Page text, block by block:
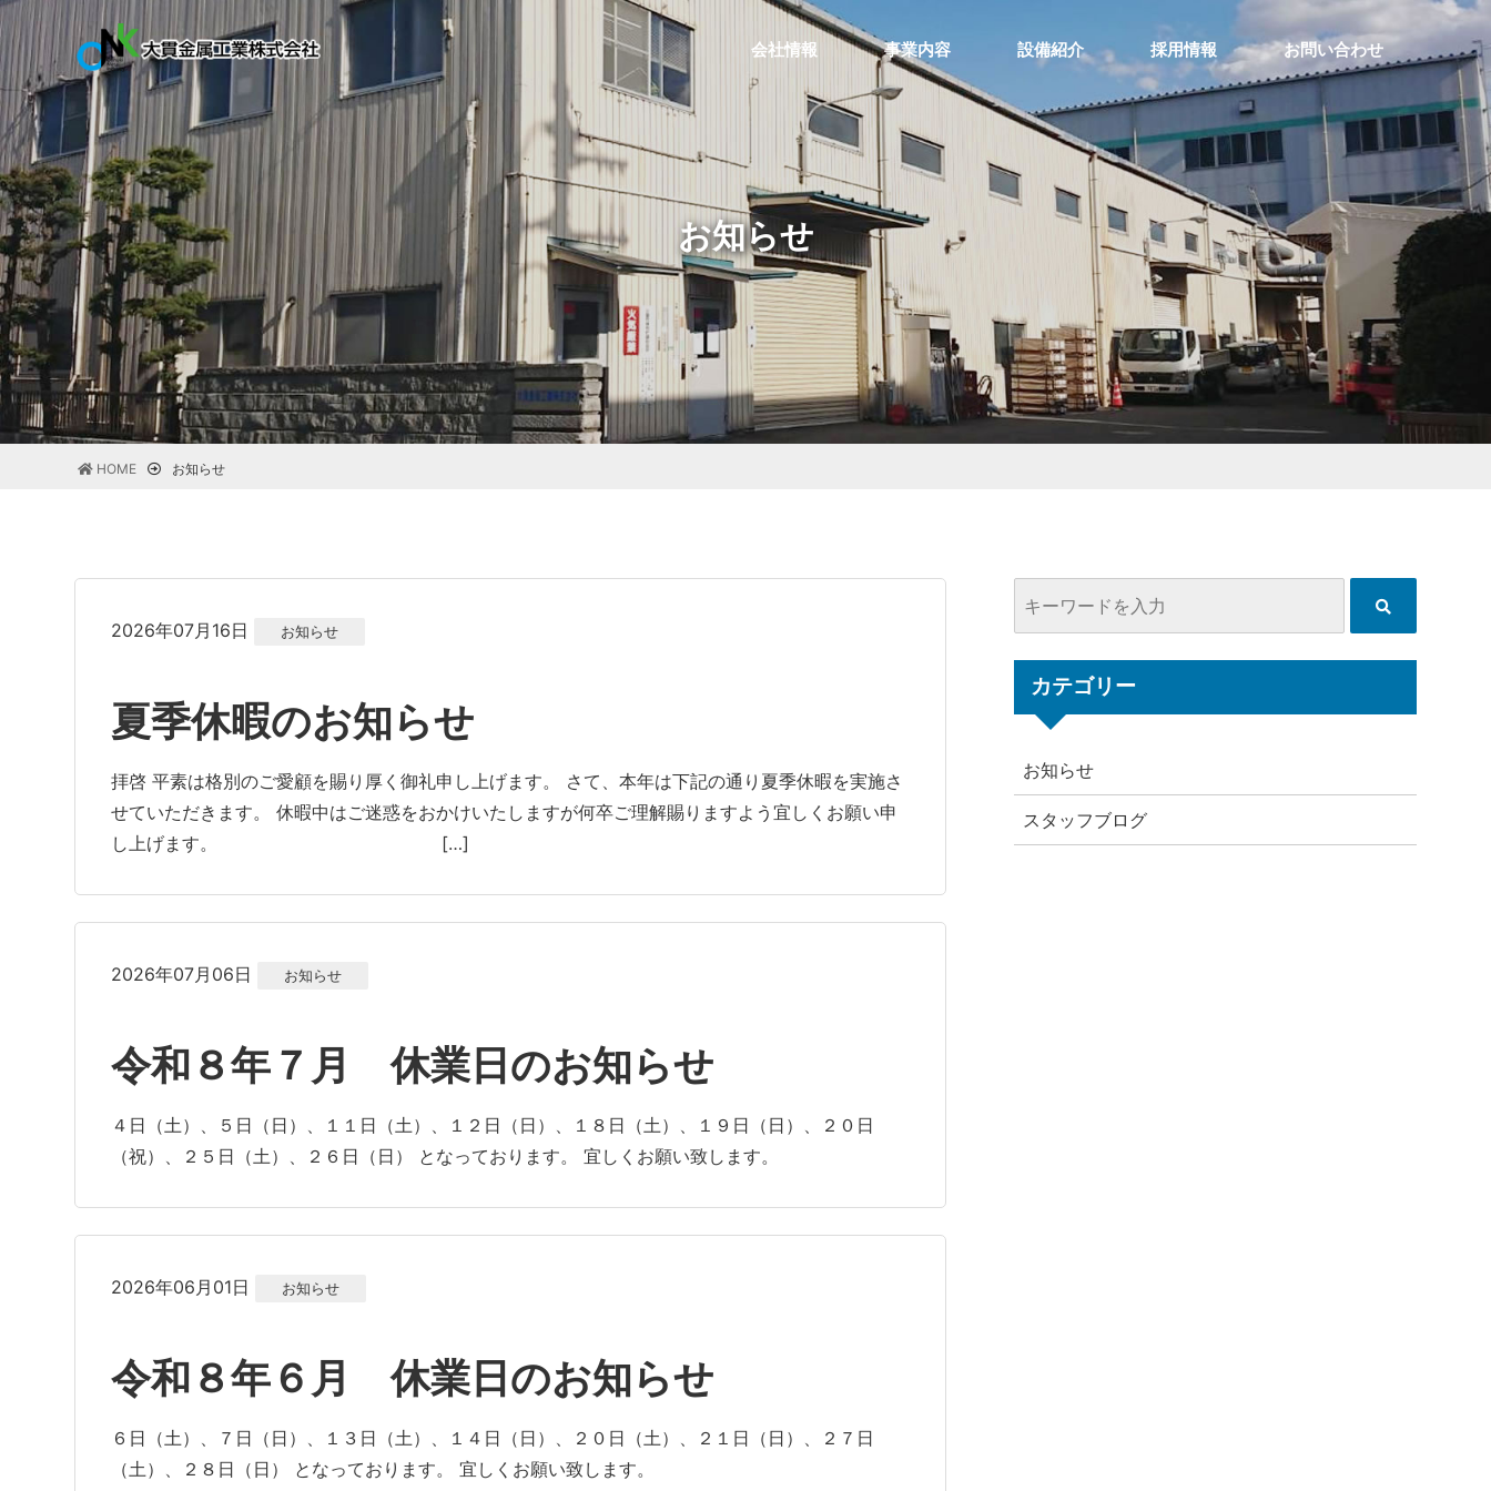
会社情報 事業内容 設備紹介 採用情報 お問い合わせ
お知らせ
HOME お知らせ
2026年07月16日 お知らせ
夏季休暇のお知らせ
拝啓 平素は格別のご愛顧を賜り厚く御礼申し上げます。 さて、本年は下記の通り夏季休暇を実施さ
せていただきます。 休暇中はご迷惑をおかけいたしますが何卒ご理解賜りますよう宜しくお願い申
し上げます。 […]
2026年07月06日 お知らせ
令和８年７月 休業日のお知らせ
４日（土）、５日（日）、１１日（土）、１２日（日）、１８日（土）、１９日（日）、２０日
（祝）、２５日（土）、２６日（日） となっております。 宜しくお願い致します。
2026年06月01日 お知らせ
令和８年６月 休業日のお知らせ
６日（土）、７日（日）、１３日（土）、１４日（日）、２０日（土）、２１日（日）、２７日
（土）、２８日（日） となっております。 宜しくお願い致します。
カテゴリー
お知らせ
スタッフブログ